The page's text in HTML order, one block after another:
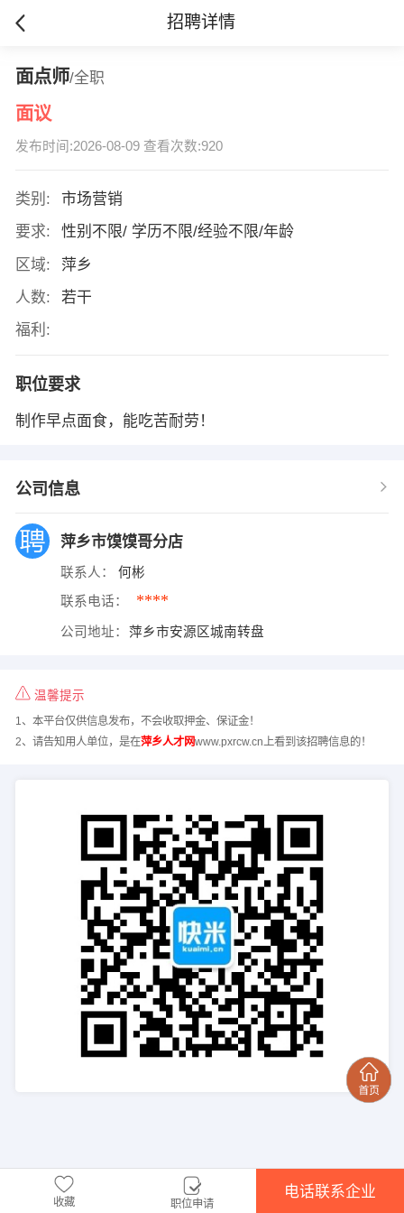
招聘详情
面点师/全职
面议
发布时间:2026-08-09 查看次数:920
类别:
市场营销
要求:
性别不限/ 学历不限/经验不限/年龄
区域:
萍乡
人数:
若干
福利:
职位要求
制作早点面食，能吃苦耐劳！
公司信息
萍乡市馍馍哥分店
联系人： 何彬
联系电话： ****
公司地址： 萍乡市安源区城南转盘
温馨提示
1、本平台仅供信息发布，不会收取押金、保证金！
2、请告知用人单位，是在萍乡人才网www.pxrcw.cn上看到该招聘信息的！
收藏 职位申请
电话联系企业